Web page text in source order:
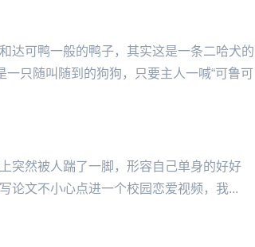
达可鸭一般的鸭子，其实这是一条二哈犬的
只随叫随到的狗狗，只要主人一喊“可鲁可
突然被人踹了一脚，形容自己单身的好好
论文不小心点进一个校园恋爱视频，我‌‌‌‌‌‌‌‌‌...